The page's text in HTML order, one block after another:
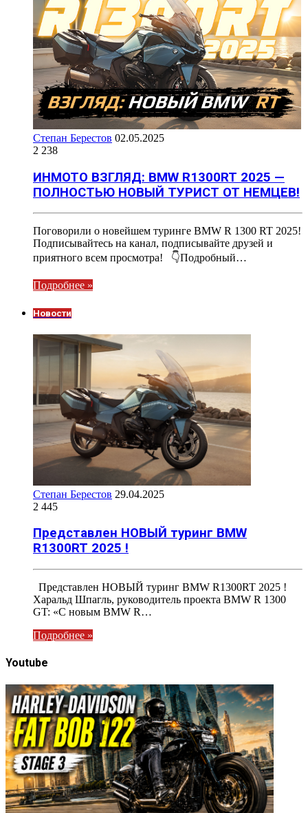
Степан Берестов 02.05.2025
2 238
ИНМОТО ВЗГЛЯД: BMW R1300RT 2025 —
ПОЛНОСТЬЮ НОВЫЙ ТУРИСТ ОТ НЕМЦЕВ!
Поговорили о новейшем туринге BMW R 1300 RT 2025!
Подписывайтесь на канал, подписывайте друзей и
приятного всем просмотра! 👇Подробный…
Подробнее »
Новости
Степан Берестов 29.04.2025
2 445
Представлен НОВЫЙ туринг BMW
R1300RT 2025 !
Представлен НОВЫЙ туринг BMW R1300RT 2025 !
Харальд Шпагль, руководитель проекта BMW R 1300
GT: «С новым BMW R…
Подробнее »
Youtube